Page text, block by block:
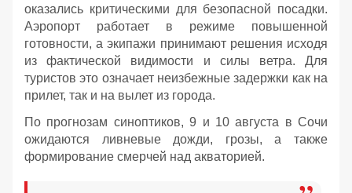
оказались критическими для безопасной посадки.
Аэропорт работает в режиме повышенной
готовности, а экипажи принимают решения исходя
из фактической видимости и силы ветра. Для
туристов это означает неизбежные задержки как на
прилет, так и на вылет из города.
По прогнозам синоптиков, 9 и 10 августа в Сочи
ожидаются ливневые дожди, грозы, а также
формирование смерчей над акваторией.